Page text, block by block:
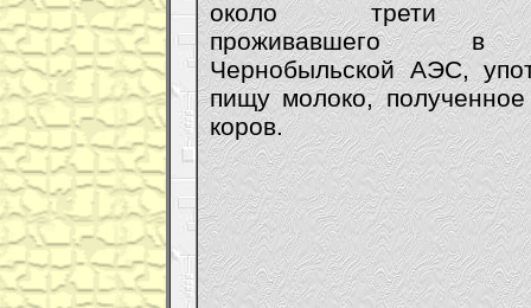
около трети
проживавшего в
Чернобыльской АЭС,
пищу молоко,
коров.